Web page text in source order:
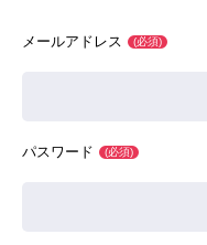
メールアドレス (必須)
パスワード (必須)